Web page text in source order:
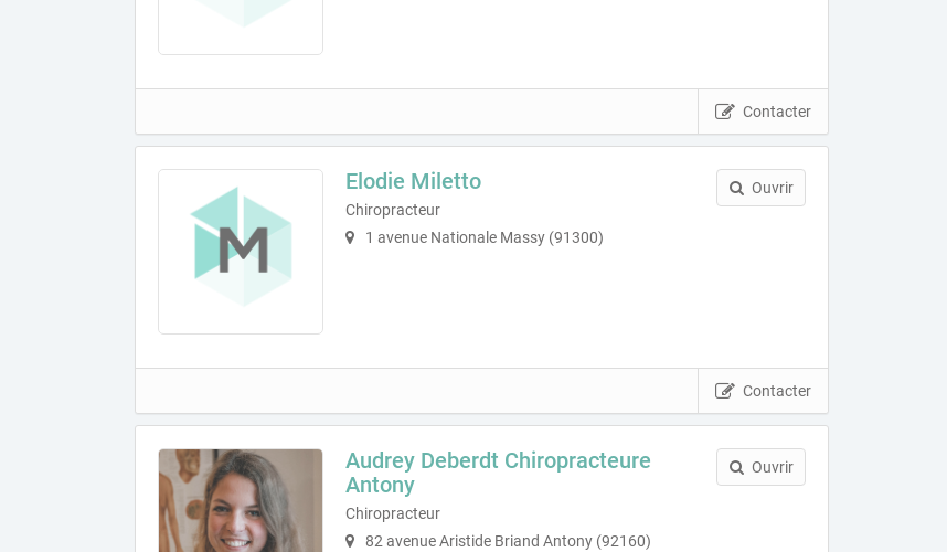
Contacter
Elodie Miletto
Chiropracteur
1 avenue Nationale Massy (91300)
Ouvrir
Contacter
Audrey Deberdt Chiropracteure
Antony
Chiropracteur
82 avenue Aristide Briand Antony (92160)
Ouvrir